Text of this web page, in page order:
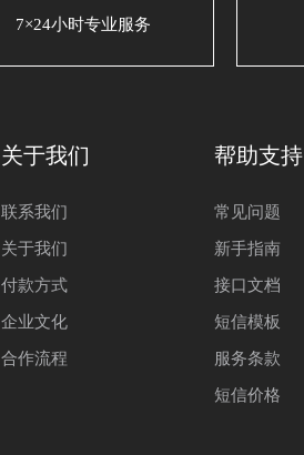
7×24小时专业服务
关于我们
联系我们
关于我们
付款方式
企业文化
合作流程
帮助支持
常见问题
新手指南
接口文档
短信模板
服务条款
短信价格